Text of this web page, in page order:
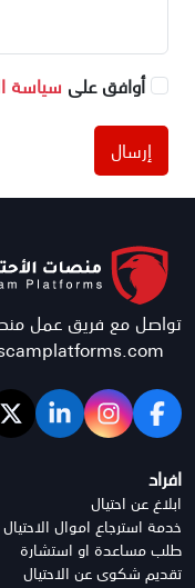
أوافق على سياسة
إرسال
تواصل مع فريق عمل
افراد
ابلاغ عن احتيال
خدمة استرجاع اموال الاحتيال
طلب مساعدة او استشارة
تقديم شكوى عن الاحتيال